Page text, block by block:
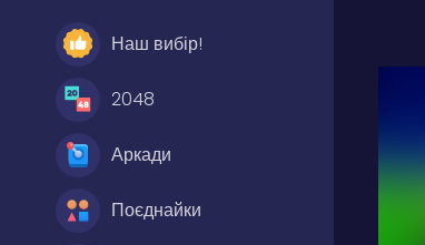
Наш вибір!
2048
Аркади
Поєднайки